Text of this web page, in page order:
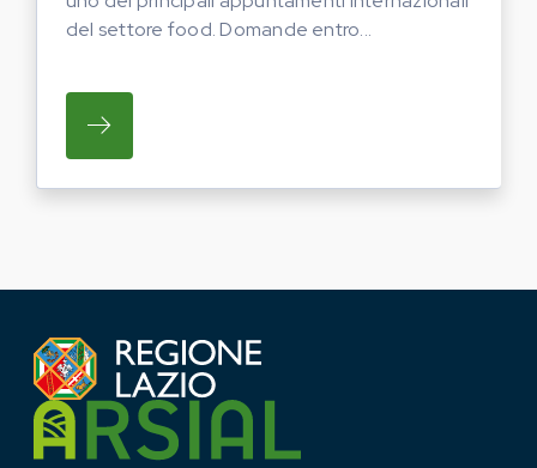
del settore food. Domande entro...
SU REGIONE LAZIO E ARSIAL PORTANO